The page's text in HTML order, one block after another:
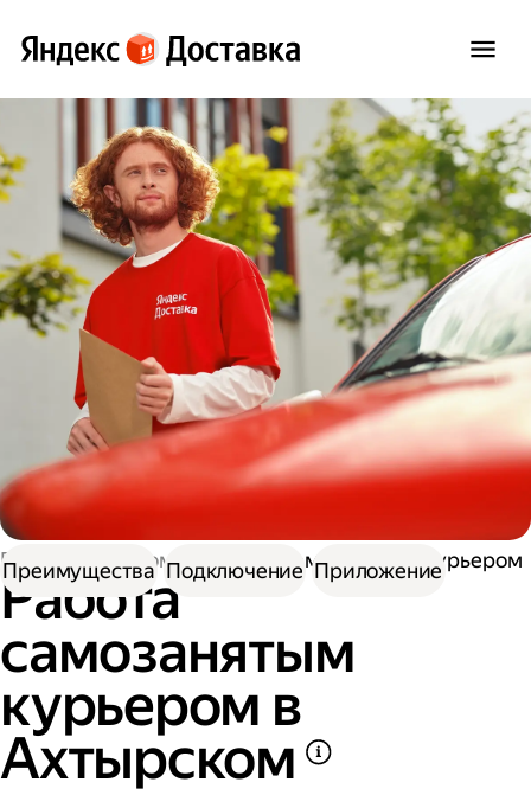
Работа курьером Работа самозанятым курьером
Работа
самозанятым
курьером в
Ахтырском
Преимущества Подключение Приложение